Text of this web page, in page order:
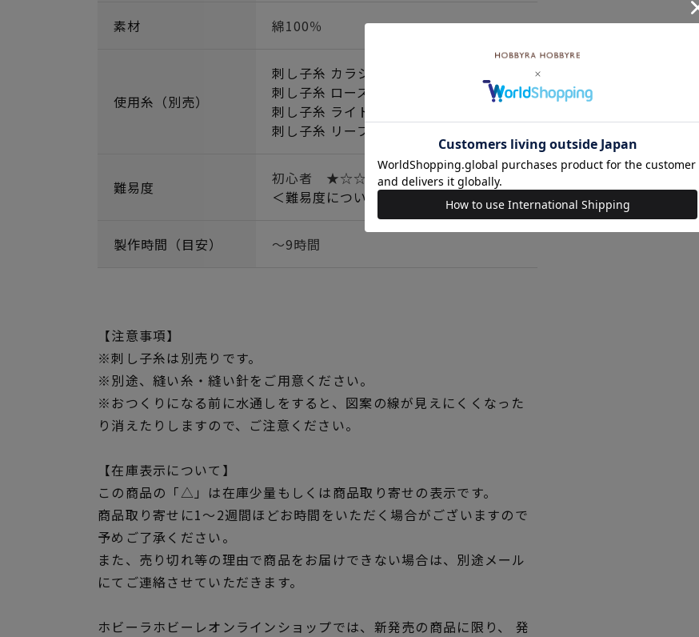
素材 綿100％
使用糸（別売）
刺し子糸 カラシ＜117＞
刺し子糸 ローズピンク＜125＞
刺し子糸 ライトグレー＜129＞
刺し子糸 リーフグリーン＜130＞
難易度
初心者 ★☆☆☆
＜難易度について＞詳しくはこちら
製作時間（目安） ～9時間
【注意事項】
※刺し子糸は別売りです。
※別途、縫い糸・縫い針をご用意ください。
※おつくりになる前に水通しをすると、図案の線が見えにくくなった
り消えたりしますので、ご注意ください。
【在庫表示について】
この商品の「△」は在庫少量もしくは商品取り寄せの表示です。
商品取り寄せに1～2週間ほどお時間をいただく場合がございますので
予めご了承ください。
また、売り切れ等の理由で商品をお届けできない場合は、別途メール
にてご連絡させていただきます。
ホビーラホビーレオンラインショップでは、新発売の商品に限り、 発